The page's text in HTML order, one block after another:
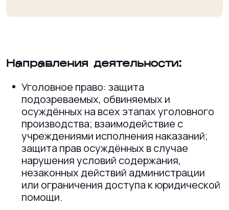
Направления деятельности:
Уголовное право: защита
подозреваемых, обвиняемых и
осуждённых на всех этапах уголовного
производства; взаимодействие с
учреждениями исполнения наказаний;
защита прав осуждённых в случае
нарушения условий содержания,
незаконных действий администрации
или ограничения доступа к юридической
помощи.